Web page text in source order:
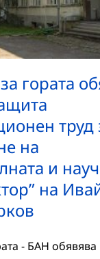
гората
труд
на
и
на
- БАН